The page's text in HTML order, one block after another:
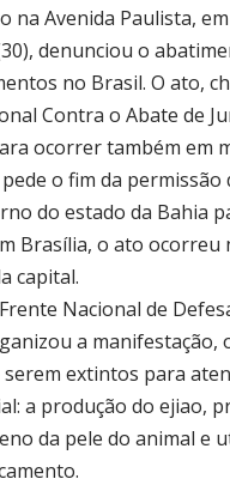
na Avenida Paulista,
denunciou o
no Brasil. O ato,
Contra o Abate de
ocorrer também em
o fim da
do estado da Bahia
Brasília, o ato ocorreu
capital.
Nacional de
a manifestação,
extintos para
a produção do ejiao,
da pele do animal e